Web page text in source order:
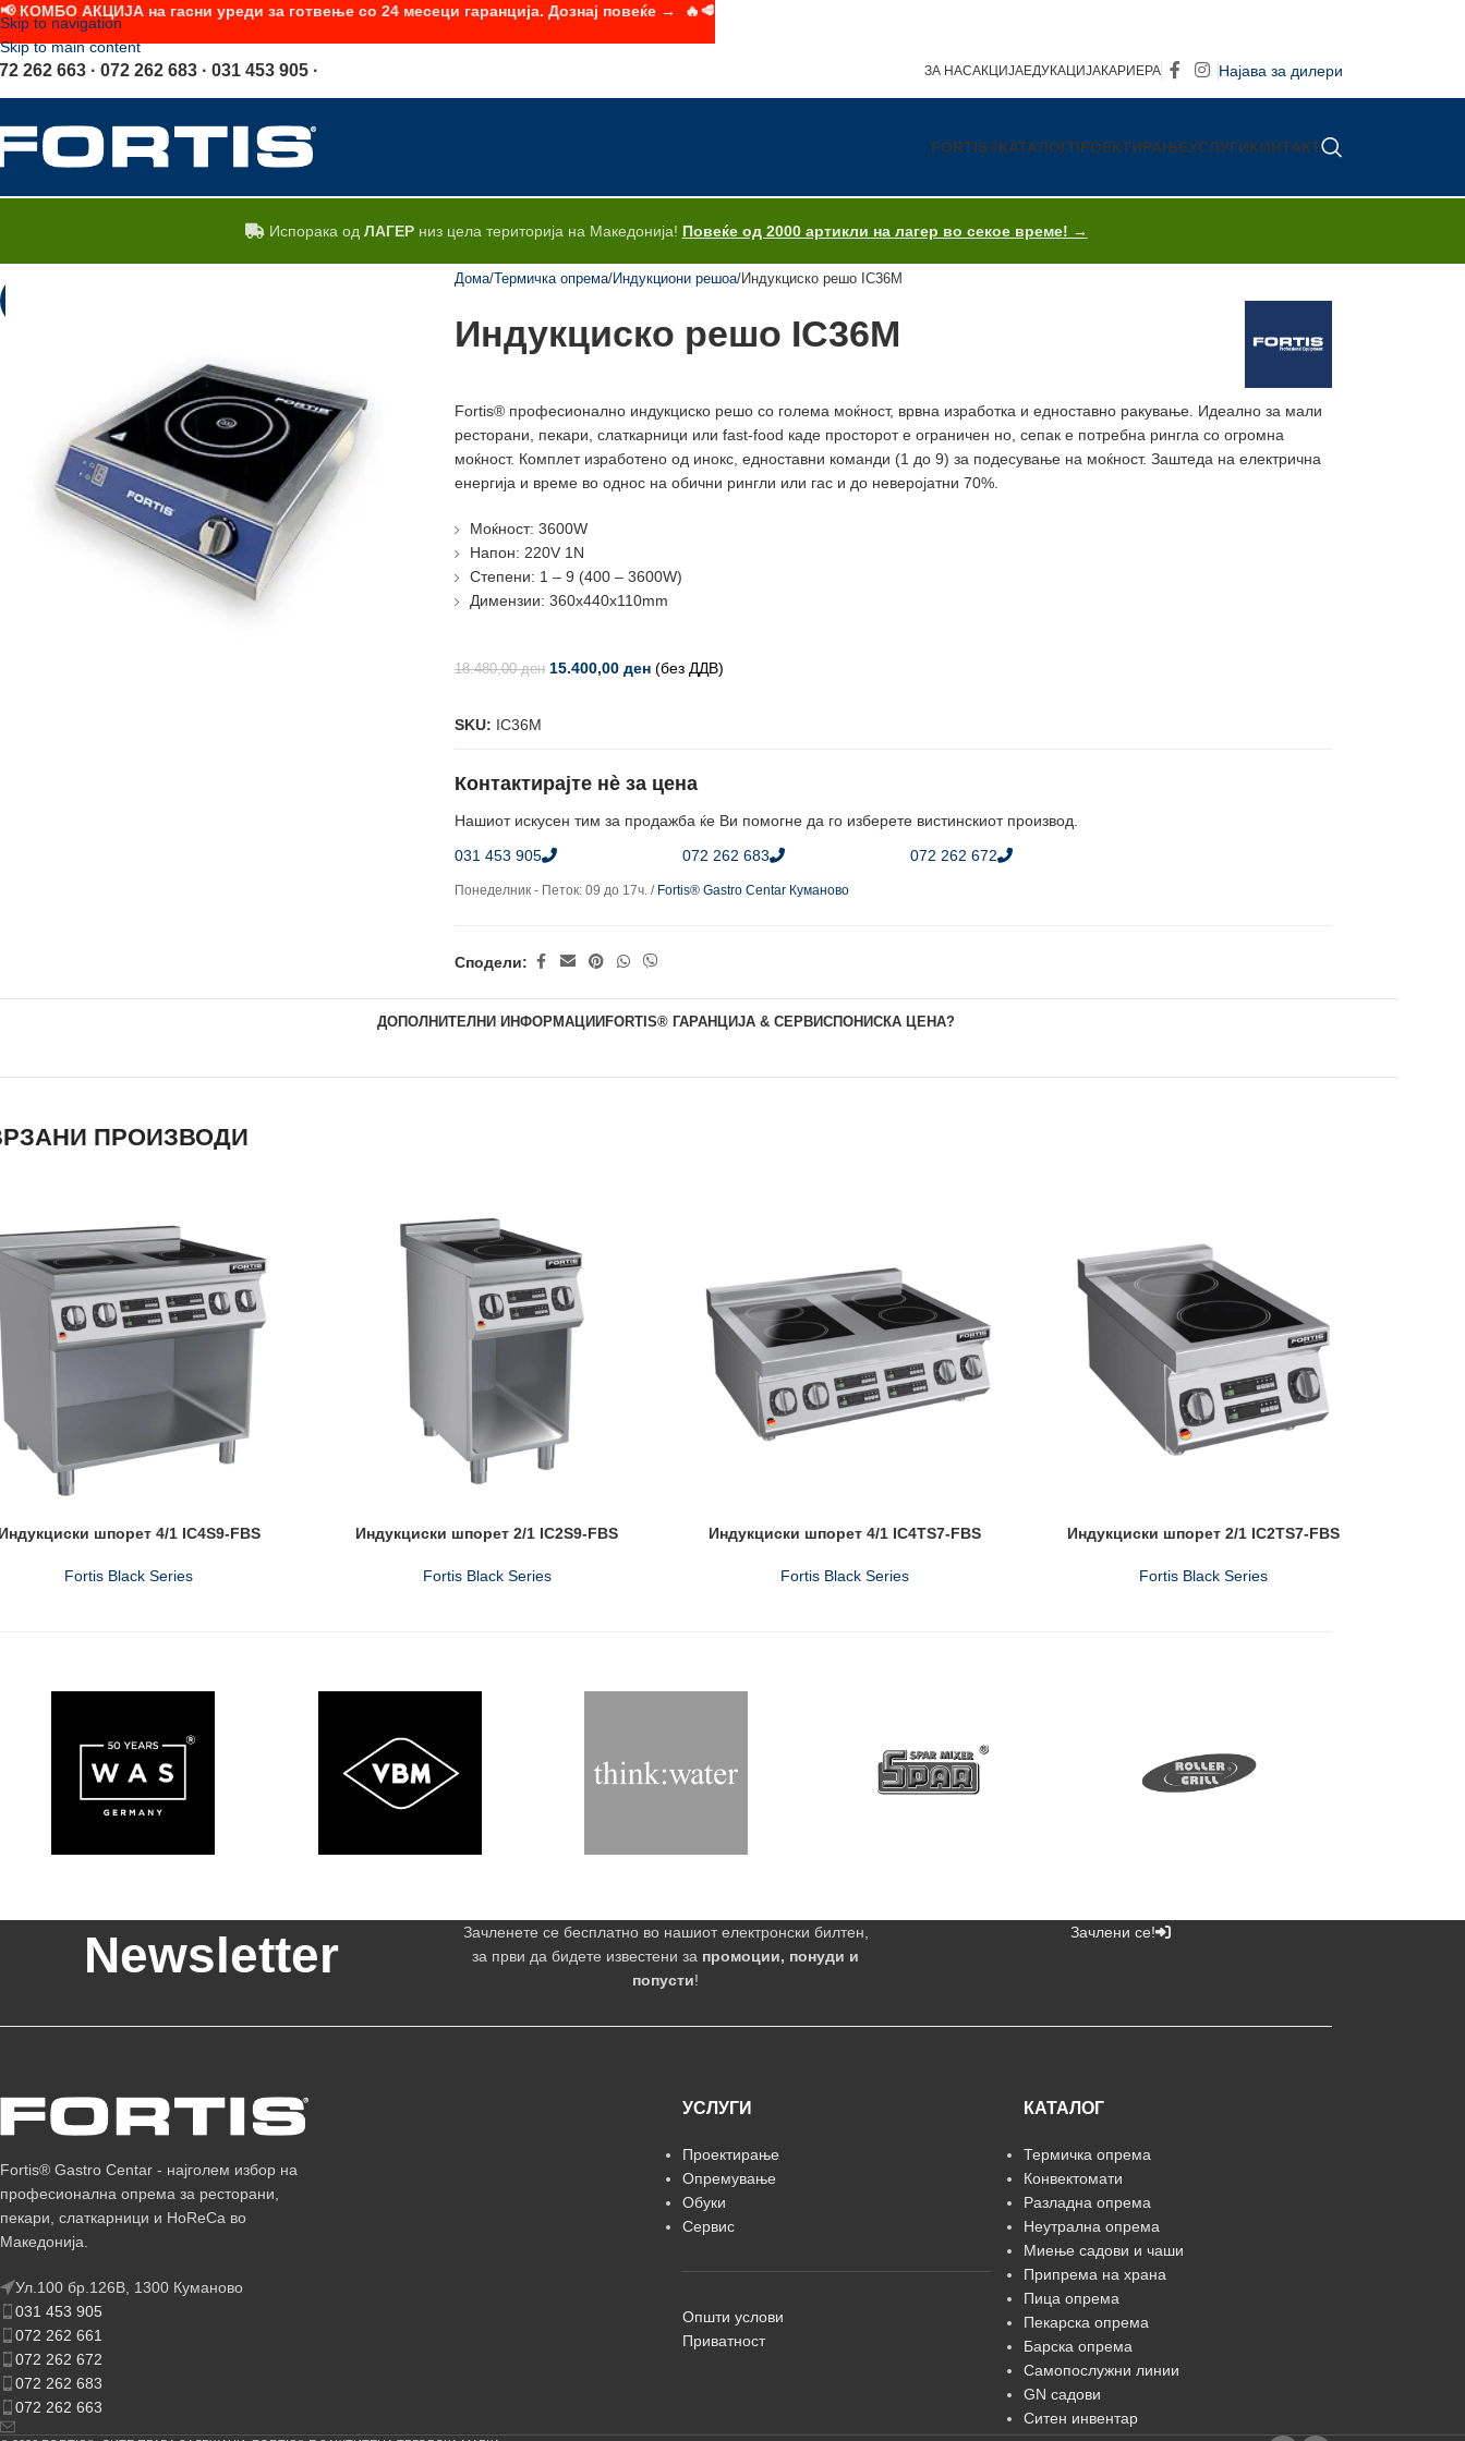
Skip to navigation
Skip to main content
262 663 · 072 262 683 · 031 453 905 · ЗА НАСАКЦИЈАЕДУКАЦИЈАКАРИЕРА Најава за дилери
FORTIS®КАТАЛОГПРОЕКТИРАЊЕУСЛУГИКОНТАКТ
Испорака од ЛАГЕРниз цела територија на Македонија! Повеќе од 2000 артикли на лагер во секое време! →
Дома Термичка опрема Индукциони решоа Индукциско решо IC36M
Индукциско решо IC36M
Fortis® професионално индукциско решо со голема моќност, врвна изработка и едноставно ракување. Идеално за мали
ресторани, пекари, слаткарници или fast-food каде просторот е ограничен но, сепак е потребна рингла со огромна
моќност. Комплет изработено од инокс, едноставни команди (1 до 9) за подесување на моќност. Заштеда на електрична
енергија и време во однос на обични рингли или гас и до неверојатни 70%.
Моќност: 3600W
Напон: 220V 1N
Степени: 1 – 9 (400 – 3600W)
Димензии: 360x440x110mm
18.480,00ден 15.400,00ден (без ДДВ)
SKU: IC36M
Контактирајте нè за цена
Нашиот искусен тим за продажба ќе Ви помогне да го изберете вистинскиот производ.
031 453 905
072 262 683 072 262 672
Понеделник - Петок: 09 до 17ч. / Fortis® Gastro Centar Куманово
Сподели:
ДОПОЛНИТЕЛНИ ИНФОРМАЦИИFORTIS® ГАРАНЦИЈА & СЕРВИСПОНИСКА ЦЕНА?
ПРОИЗВОДИ
шпорет 4/1 IC4S9-FBS
Fortis Black Series
Индукциски шпорет 2/1 IC2S9-FBS
Fortis Black Series
Индукциски шпорет 4/1 IC4TS7-FBS
Fortis Black Series
Индукциски шпорет 2/1 IC2TS7-FBS
Fortis Black Series
Newsletter
Зачленете се бесплатно во нашиот електронски билтен,
за први да бидете известени за промоции, понуди и
попусти!
Зачлени се!
Fortis® Gastro Centar - најголем избор на
професионална опрема за ресторани,
пекари, слаткарници и HoReCa во
Македонија.
Ул.100 бр.126В, 1300 Куманово
031 453 905
072 262 661
072 262 672
072 262 683
072 262 663
УСЛУГИ
Проектирање
Опремување
Обуки
Сервис
Општи услови
Приватност
КАТАЛОГ
Термичка опрема
Конвектомати
Разладна опрема
Неутрална опрема
Миење садови и чаши
Припрема на храна
Пица опрема
Пекарска опрема
Барска опрема
Самопослужни линии
GN садови
Ситен инвентар
📢 КОМБО АКЦИЈА на гасни уреди за готвење со 24 месеци гаранција. Дознај повеќе → 🔥🥩